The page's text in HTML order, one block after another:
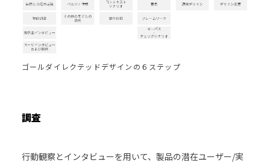
ゴールダイレクテッドデザインの６ステップ
調査
行動観察とインタビューを用いて、製品の潜在ユーザー/実